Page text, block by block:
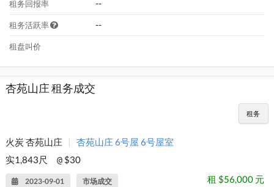
租务回报率 --
租务活跃率 --
租盘叫价
杏苑山庄 租务成交
租务
火炭 杏苑山庄 |
杏苑山庄 6号屋 6号屋室
实1,843尺
@ $30
2023-09-01 市场成交 租 $56,000 元